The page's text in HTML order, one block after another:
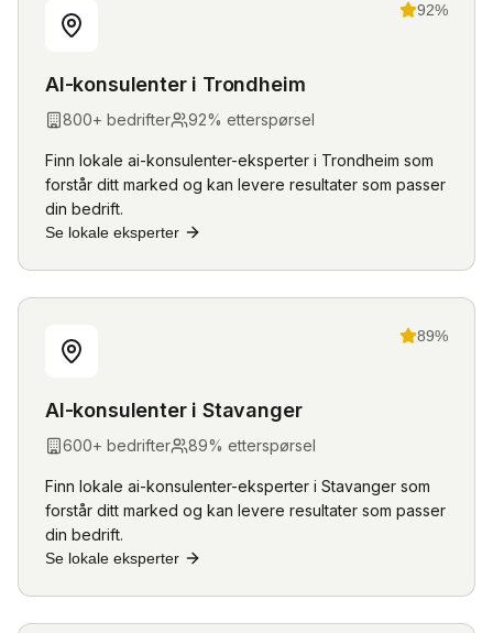
92%
AI-konsulenteri Trondheim
800+ bedrifter 92% etterspørsel
Finn lokale ai-konsulenter-eksperter i Trondheim som
forstår ditt marked og kan levere resultater som passer
din bedrift.
Se lokale eksperter
89%
AI-konsulenteri Stavanger
600+ bedrifter 89% etterspørsel
Finn lokale ai-konsulenter-eksperter i Stavanger som
forstår ditt marked og kan levere resultater som passer
din bedrift.
Se lokale eksperter